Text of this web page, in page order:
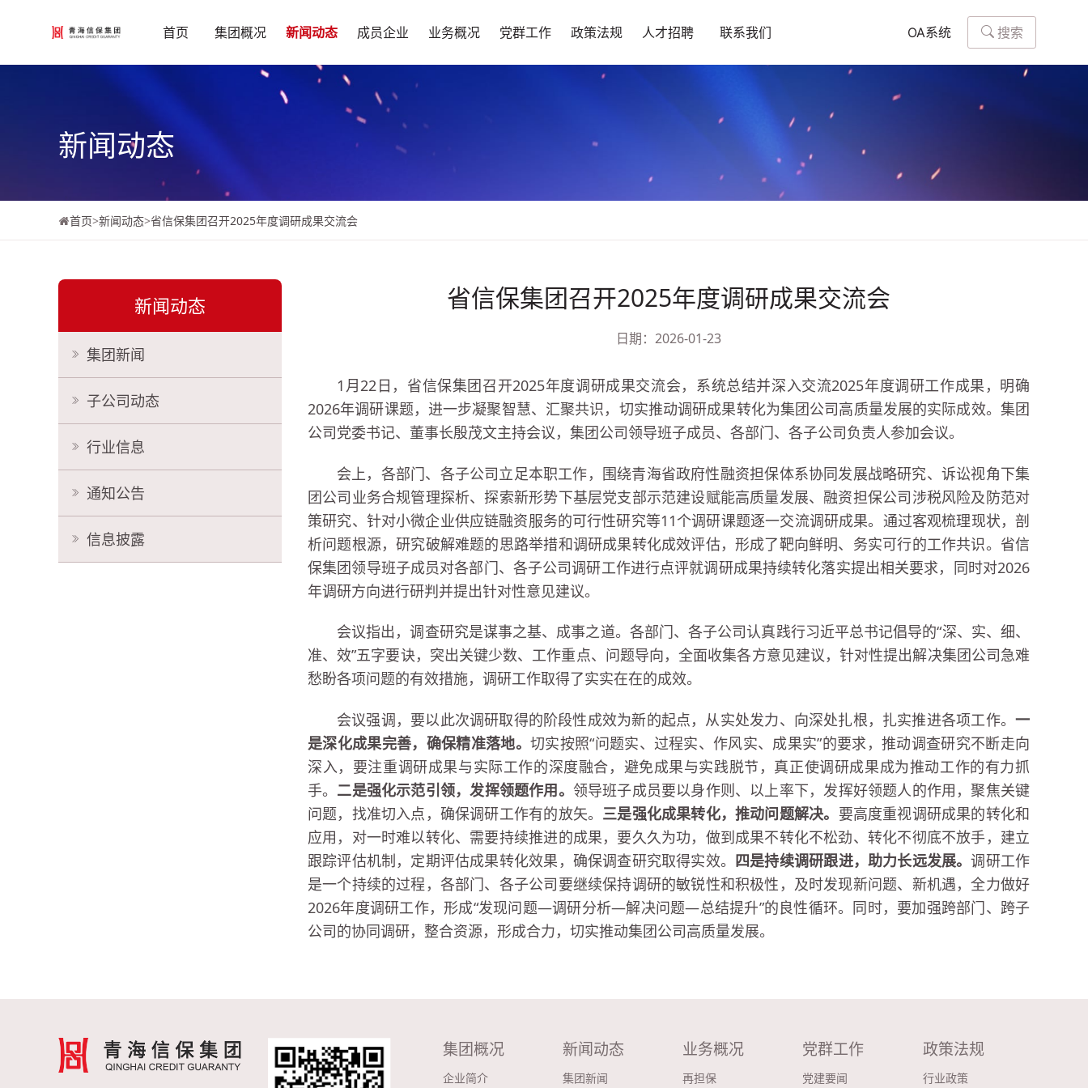
首页 集团概况 新闻动态 成员企业 业务概况 党群工作 政策法规 人才招聘 联系我们 OA系统 搜索
新闻动态
首页>新闻动态>省信保集团召开2025年度调研成果交流会
新闻动态
集团新闻
子公司动态
行业信息
通知公告
信息披露
省信保集团召开2025年度调研成果交流会
日期：2026-01-23
1月22日，省信保集团召开2025年度调研成果交流会，系统总结并深入交流2025年度调研工作成果，明确
2026年调研课题，进一步凝聚智慧、汇聚共识，切实推动调研成果转化为集团公司高质量发展的实际成效。集团
公司党委书记、董事长殷茂文主持会议，集团公司领导班子成员、各部门、各子公司负责人参加会议。
会上，各部门、各子公司立足本职工作，围绕青海省政府性融资担保体系协同发展战略研究、诉讼视角下集
团公司业务合规管理探析、探索新形势下基层党支部示范建设赋能高质量发展、融资担保公司涉税风险及防范对
策研究、针对小微企业供应链融资服务的可行性研究等11个调研课题逐一交流调研成果。通过客观梳理现状，剖
析问题根源，研究破解难题的思路举措和调研成果转化成效评估，形成了靶向鲜明、务实可行的工作共识。省信
保集团领导班子成员对各部门、各子公司调研工作进行点评就调研成果持续转化落实提出相关要求，同时对2026
年调研方向进行研判并提出针对性意见建议。
会议指出，调查研究是谋事之基、成事之道。各部门、各子公司认真践行习近平总书记倡导的“深、实、细、
准、效”五字要诀，突出关键少数、工作重点、问题导向，全面收集各方意见建议，针对性提出解决集团公司急难
愁盼各项问题的有效措施，调研工作取得了实实在在的成效。
会议强调，要以此次调研取得的阶段性成效为新的起点，从实处发力、向深处扎根，扎实推进各项工作。 一
是深化成果完善，确保精准落地。 切实按照“问题实、过程实、作风实、成果实”的要求，推动调查研究不断走向
深入，要注重调研成果与实际工作的深度融合，避免成果与实践脱节，真正使调研成果成为推动工作的有力抓
手。 二是强化示范引领，发挥领题作用。 领导班子成员要以身作则、以上率下，发挥好领题人的作用，聚焦关键
问题，找准切入点，确保调研工作有的放矢。 三是强化成果转化，推动问题解决。 要高度重视调研成果的转化和
应用，对一时难以转化、需要持续推进的成果，要久久为功，做到成果不转化不松劲、转化不彻底不放手，建立
跟踪评估机制，定期评估成果转化效果，确保调查研究取得实效。 四是持续调研跟进，助力长远发展。调研工作
是一个持续的过程，各部门、各子公司要继续保持调研的敏锐性和积极性，及时发现新问题、新机遇，全力做好
2026年度调研工作，形成“发现问题—调研分析—解决问题—总结提升”的良性循环。同时，要加强跨部门、跨子
公司的协同调研，整合资源，形成合力，切实推动集团公司高质量发展。
集团概况
企业简介
新闻动态
集团新闻
业务概况
再担保
党群工作
党建要闻
政策法规
行业政策